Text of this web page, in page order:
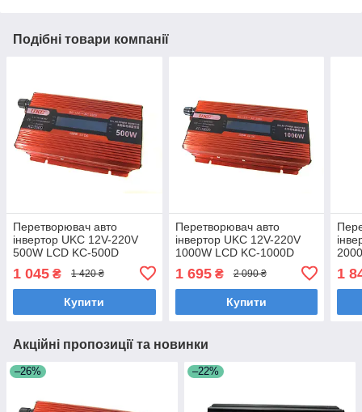
Подібні товари компанії
Перетворювач авто
інвертор UKC 12V-220V
500W LCD KC-500D
1 045 ₴ 1 420 ₴
Купити
Перетворювач авто
інвертор UKC 12V-220V
1000W LCD KC-1000D
1 695₴ 2 090 ₴
Купити
1
Акційні пропозиції та новинки
–26% –22%